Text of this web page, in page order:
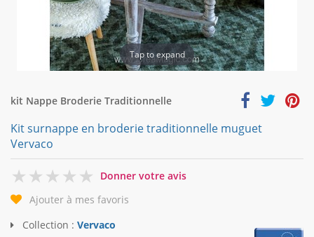
Tap to expand
kit Nappe Broderie Traditionnelle
Kit surnappe en broderie traditionnelle muguet
Vervaco
0
Donner votre avis
Ajouter à mes favoris
Collection : Vervaco